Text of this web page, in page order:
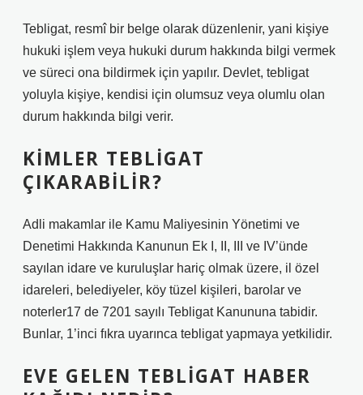
Tebligat, resmî bir belge olarak düzenlenir, yani kişiye
hukuki işlem veya hukuki durum hakkında bilgi vermek
ve süreci ona bildirmek için yapılır. Devlet, tebligat
yoluyla kişiye, kendisi için olumsuz veya olumlu olan
durum hakkında bilgi verir.
KIMLER TEBLIGAT
ÇIKARABILIR?
Adli makamlar ile Kamu Maliyesinin Yönetimi ve
Denetimi Hakkında Kanunun Ek I, II, III ve IV’ünde
sayılan idare ve kuruluşlar hariç olmak üzere, il özel
idareleri, belediyeler, köy tüzel kişileri, barolar ve
noterler17 de 7201 sayılı Tebligat Kanununa tabidir.
Bunlar, 1’inci fıkra uyarınca tebligat yapmaya yetkilidir.
EVE GELEN TEBLIGAT HABER